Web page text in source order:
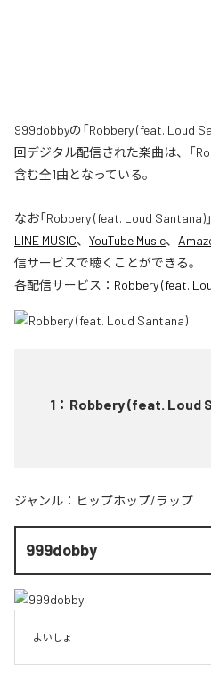
999dobbyの「Robbery (feat. Loud
回デジタル配信された楽曲は、「
含む全1曲となっている。
なお「Robbery (feat. Loud Santana)
LINE MUSIC、 YouTube Music、
信サービスで聴くことができる。
各配信サービス： Robbery (feat.
1 ： Robbery (feat. Loud
ジャンル： ヒップホップ/ラップ
999dobby
よいしょ